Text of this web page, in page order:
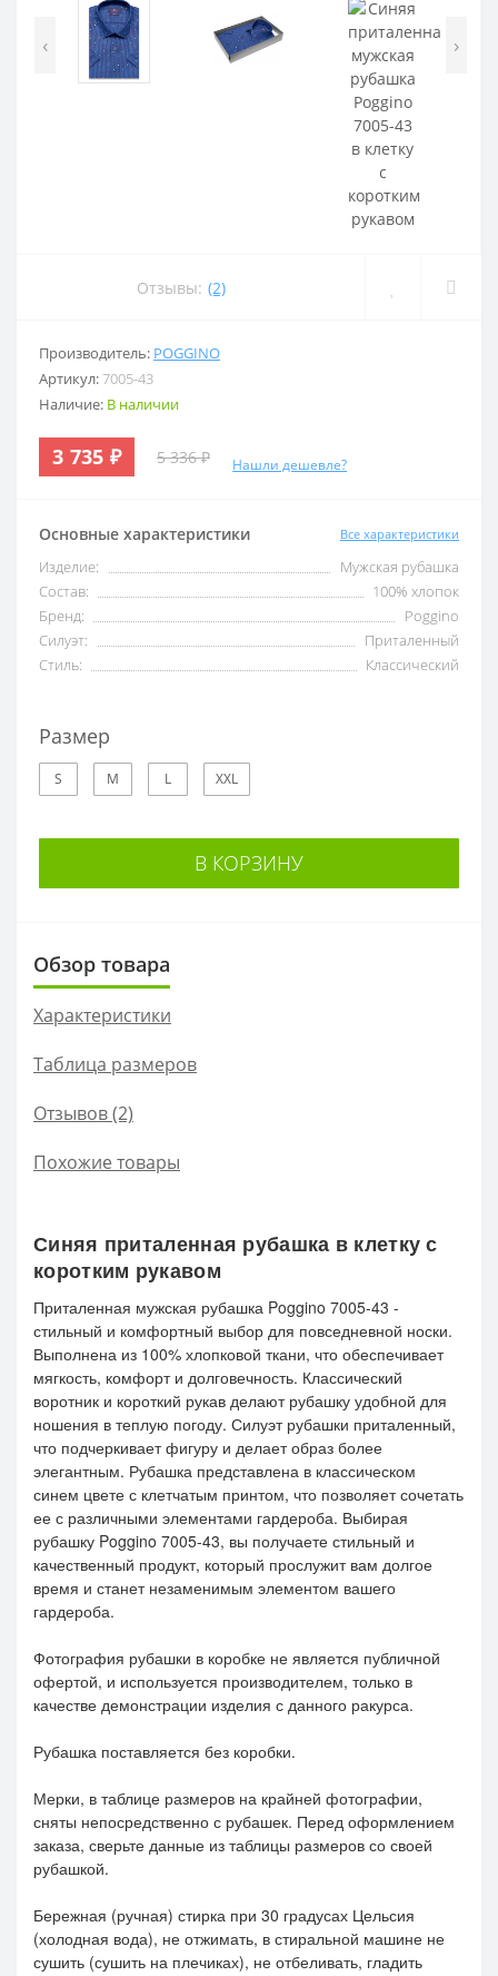
‹ ›
Отзывы: (2)
Производитель: POGGINO
Артикул:7005-43
Наличие: В наличии
3 735 ₽ 5 336 ₽ Нашли дешевле?
Основные характеристики Все характеристики
Изделие:
Мужская рубашка
Состав:
100% хлопок
Бренд:
Poggino
Силуэт:
Приталенный
Стиль:
Классический
Размер
S M L XXL
В КОРЗИНУ
Обзор товара
Характеристики
Таблица размеров
Отзывов (2)
Похожие товары
Синяя приталенная рубашка в клетку с
коротким рукавом
Приталенная мужская рубашка Poggino 7005-43 -
стильный и комфортный выбор для повседневной носки.
Выполнена из 100% хлопковой ткани, что обеспечивает
мягкость, комфорт и долговечность. Классический
воротник и короткий рукав делают рубашку удобной для
ношения в теплую погоду. Силуэт рубашки приталенный,
что подчеркивает фигуру и делает образ более
элегантным. Рубашка представлена в классическом
синем цвете с клетчатым принтом, что позволяет сочетать
ее с различными элементами гардероба. Выбирая
рубашку Poggino 7005-43, вы получаете стильный и
качественный продукт, который прослужит вам долгое
время и станет незаменимым элементом вашего
гардероба.
Фотография рубашки в коробке не является публичной
офертой, и используется производителем, только в
качестве демонстрации изделия с данного ракурса.
Рубашка поставляется без коробки.
Мерки, в таблице размеров на крайней фотографии,
сняты непосредственно с рубашек. Перед оформлением
заказа, сверьте данные из таблицы размеров со своей
рубашкой.
Бережная (ручная) стирка при 30 градусах Цельсия
(холодная вода), не отжимать, в стиральной машине не
сушить (сушить на плечиках), не отбеливать, гладить